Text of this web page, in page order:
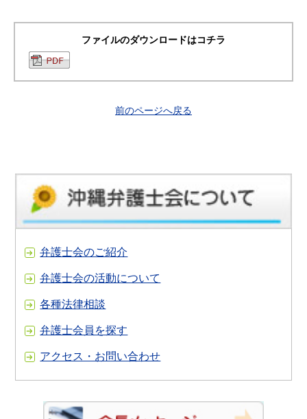
ファイルのダウンロードはコチラ
前のページへ戻る
弁護士会のご紹介
弁護士会の活動について
各種法律相談
弁護士会員を探す
アクセス・お問い合わせ